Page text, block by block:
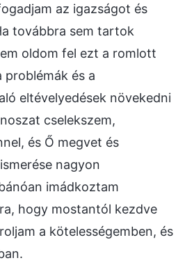
az igazságot és
továbbra sem tartok
oldom fel ezt a romlott
és a
eltévelyedések növekedni
cselekszem,
és Ő megvet és
nagyon
imádkoztam
hogy mostantól kezdve
a kötelességemben, és